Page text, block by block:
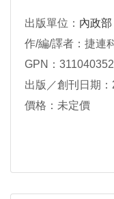
出版單位： 內政部
作/編/譯者：捷連
GPN：
出版／創刊日期
價格：未定價